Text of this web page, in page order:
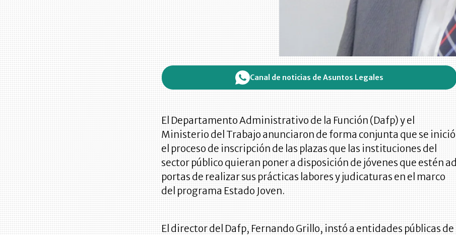
Canal de noticias de Asuntos Legales
El Departamento Administrativo de la Función (Dafp) y el
Ministerio del Trabajo anunciaron de forma conjunta que se inició
el proceso de inscripción de las plazas que las instituciones del
sector público quieran poner a disposición de jóvenes que estén ad
portas de realizar sus prácticas labores y judicaturas en el marco
del programa Estado Joven.
El director del Dafp, Fernando Grillo, instó a entidades públicas de